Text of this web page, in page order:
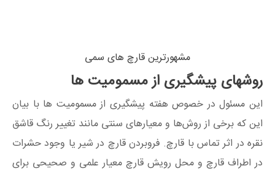
مشهورترین قارچ های سمی
روشهای پیشگیری از مسمومیت‌ ها
این مسئول در خصوص هفته پیشگیری از مسمومیت‌ ها با بیان
این که برخی از روش‌ها و معیارهای سنتی مانند تغییر رنگ قاشق
نقره در اثر تماس با قارچ. فروبردن قارچ در شیر یا وجود حشرات
در اطراف قارچ و محل رویش قارچ معیار علمی و صحیحی برای